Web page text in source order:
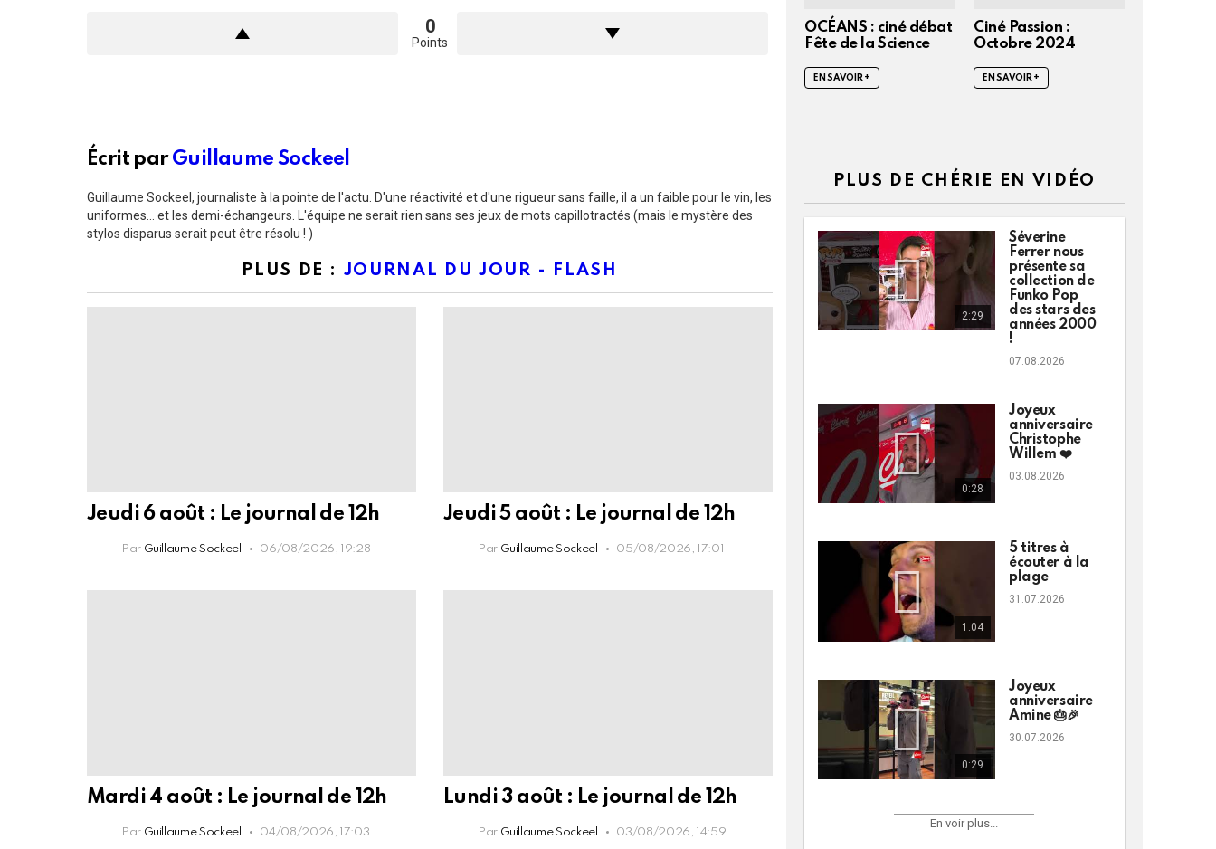
0
Points
Écrit parGuillaume Sockeel
Guillaume Sockeel, journaliste à la pointe de l'actu. D'une réactivité et d'une rigueur sans faille, il a un faible pour le vin, les
uniformes... et les demi-échangeurs. L'équipe ne serait rien sans ses jeux de mots capillotractés (mais le mystère des
stylos disparus serait peut être résolu ! )
PLUS DE : JOURNAL DU JOUR - FLASH
Jeudi 6 août : Le journal de 12h
Par Guillaume Sockeel 06/08/2026, 19:28
Jeudi 5 août : Le journal de 12h
Par Guillaume Sockeel 05/08/2026, 17:01
Mardi 4 août : Le journal de 12h
Par Guillaume Sockeel 04/08/2026, 17:03
Lundi 3 août : Le journal de 12h
Par Guillaume Sockeel 03/08/2026, 14:59
OCÉANS : ciné débat
Fête de la Science
EN SAVOIR +
Ciné Passion :
Octobre 2024
EN SAVOIR +
PLUS DE CHÉRIE EN VIDÉO
2:29
Séverine
Ferrer nous
présente sa
collection de
Funko Pop
des stars des
années 2000
!
07.08.2026
0:28
Joyeux
anniversaire
Christophe
Willem ❤️
03.08.2026
1:04
5 titres à
écouter à la
plage
31.07.2026
0:29
Joyeux
anniversaire
Amine 🎂🎉
30.07.2026
En voir plus...